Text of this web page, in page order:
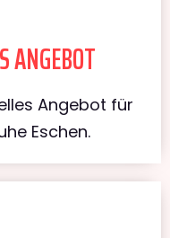
ANGEBOT
Angebot für
Eschen.